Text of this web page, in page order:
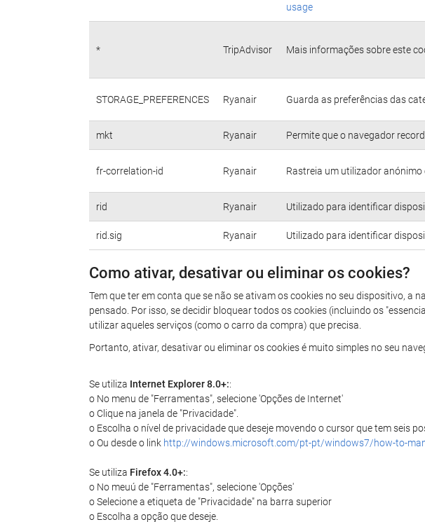
usage
* TripAdvisor Mais informações sobre este
STORAGE_PREFERENCES Ryanair Guarda as preferências das
mkt Ryanair Permite que o navegador
fr-correlation-id Ryanair Rastreia um utilizador
rid Ryanair Utilizado para identificar
rid.sig Ryanair Utilizado para identificar
Como ativar, desativar ou eliminar os cookies?
Tem que ter em conta que se não se ativam os cookies no seu dispositivo, a
pensado. Por isso, se decidir bloquear todos os cookies (incluindo os
utilizar aqueles serviços (como o carro da compra) que precisa.
Portanto, ativar, desativar ou eliminar os cookies é muito simples no seu
Se utiliza Internet Explorer 8.0+::
o No menu de "Ferramentas", selecione 'Opções de Internet'
o Clique na janela de "Privacidade".
o Escolha o nível de privacidade que deseje movendo o cursor que tem seis
o Ou desde o link http://windows.microsoft.com/pt-pt/windows7/how-to-
Se utiliza Firefox 4.0+::
o No meuú de "Ferramentas", selecione 'Opções'
o Selecione a etiqueta de "Privacidade" na barra superior
o Escolha a opção que deseje.